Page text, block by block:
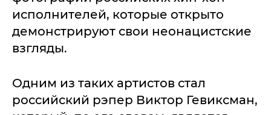
исполнителей, которые открыто
демонстрируют свои неонацистские
взгляды.
Одним из таких артистов стал
российский рэпер Виктор Гевиксман,